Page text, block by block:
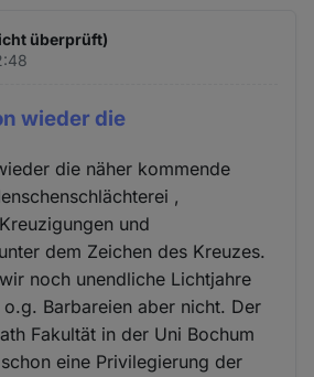
überprüft)
wieder die
die näher kommende
,
und
dem Zeichen des Kreuzes.
noch unendliche Lichtjahre
Barbareien aber nicht. Der
Fakultät in der Uni Bochum
eine Privilegierung der